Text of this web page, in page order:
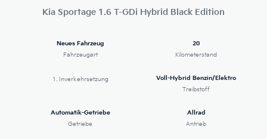
Kia Sportage 1.6 T-GDi Hybrid Black Edition
Neues Fahrzeug
Fahrzeugart
20
Kilometerstand
1. Inverkehrsetzung
Voll-Hybrid Benzin/Elektro
Treibstoff
Automatik-Getriebe
Getriebe
Allrad
Antrieb